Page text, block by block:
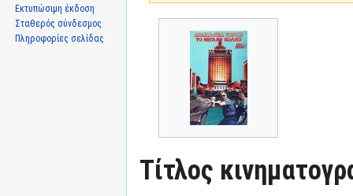
Τίτλος
Εκτυπώσιμη έκδοση
Σταθερός σύνδεσμος
Πληροφορίες σελίδας